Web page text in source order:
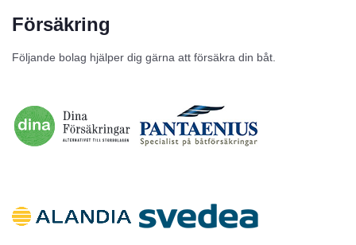
Försäkring
Följande bolag hjälper dig gärna att försäkra din båt.